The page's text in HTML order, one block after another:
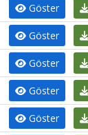
Göster
Göster
Göster
Göster
Göster